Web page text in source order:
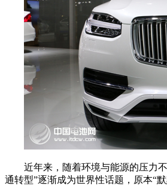
近年来，随着环境与能源的压力
通转型”逐渐成为世界性话题，原本“